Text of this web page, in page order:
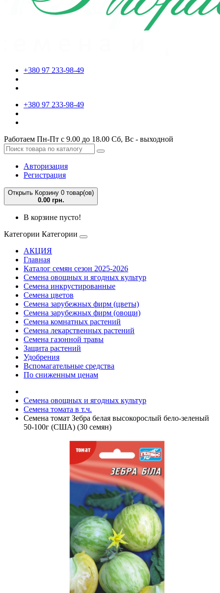
+380 97 233-98-49
+380 97 233-98-49
Работаем Пн-Пт с 9.00 до 18.00 Сб, Вс - выходной
Авторизация
Регистрация
Открыть Корзину 0 товар(ов)
0.00 грн.
В корзине пусто!
Категории Категории
АКЦИЯ
Главная
Каталог семян сезон 2025-2026
Семена овощных и ягодных культур
Семена инкрустированные
Семена цветов
Семена зарубежных фирм (цветы)
Семена зарубежных фирм (овощи)
Семена комнатных растений
Семена лекарственных растений
Семена газонной травы
Защита растений
Удобрения
Вспомагательные средства
По сниженным ценам
Семена овощных и ягодных культур
Семена томата в т.ч.
Семена томат Зебра белая высокорослый бело-зеленый
50-100г (США) (30 семян)